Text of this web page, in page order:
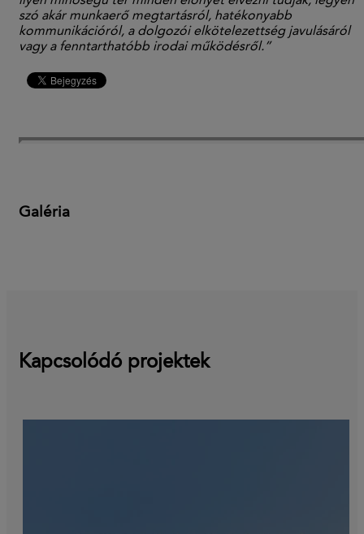
szó akár munkaerő megtartásról, hatékonyabb
kommunikációról, a dolgozói elkötelezettség javulásáról
vagy a fenntarthatóbb irodai működésről.”
Galéria
Kapcsolódó projektek